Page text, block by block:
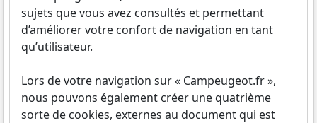
sujets que vous avez consultés et permettant
d’améliorer votre confort de navigation en tant
qu’utilisateur.
Lors de votre navigation sur « Campeugeot.fr »,
nous pouvons également créer une quatrième
sorte de cookies, externes au document qui est